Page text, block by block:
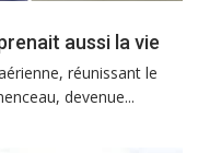
aussi la vie
réunissant le
devenue...